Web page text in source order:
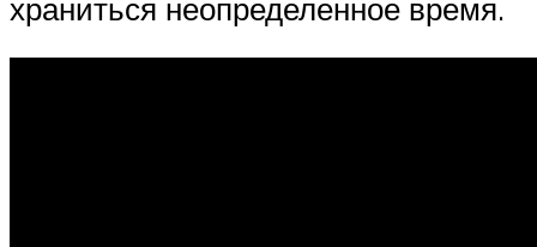
храниться неопределенное время.